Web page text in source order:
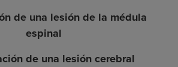
de una lesión de la médula
espinal
de una lesión cerebral